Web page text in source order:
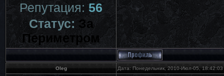
Репутация:56
Статус:За
Периметром
Oleg Дата: Понедельник, 2010-Июл-05,